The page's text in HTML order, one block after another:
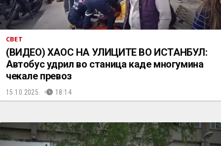
СВЕТ
(ВИДЕО) ХАОС НА УЛИЦИТЕ ВО ИСТАНБУЛ:
Автобус удрил во станица каде многумина
чекале превоз
15.10.2025. 18:14